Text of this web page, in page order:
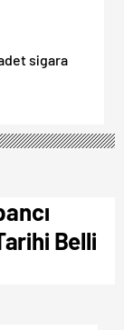
sigara
Belli